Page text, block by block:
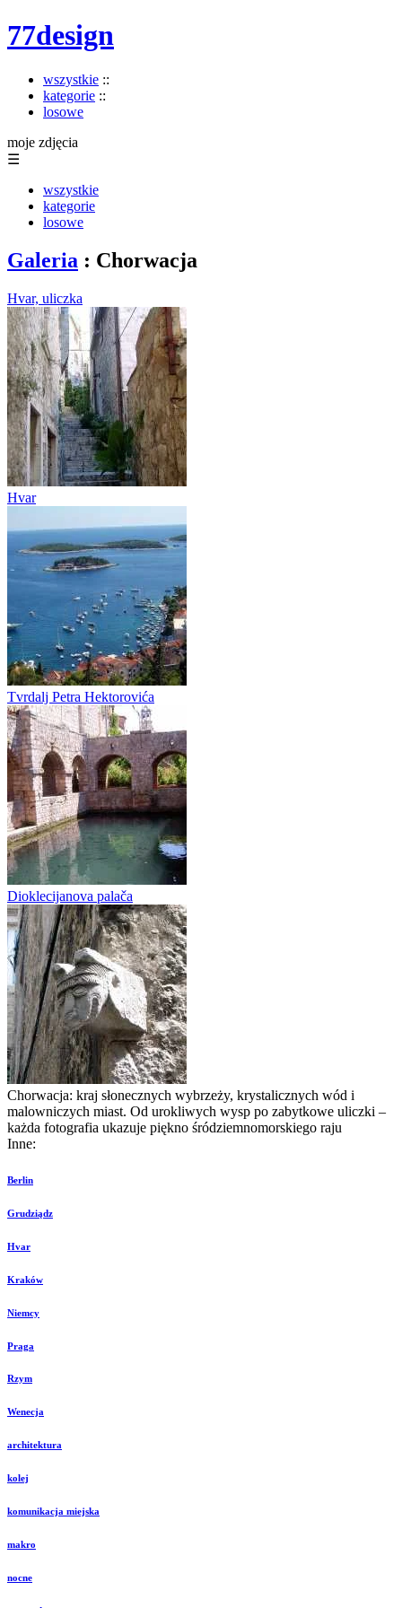
77design
wszystkie ::
kategorie ::
losowe
moje zdjęcia
☰
wszystkie
kategorie
losowe
Galeria : Chorwacja
Hvar, uliczka
Hvar
Tvrdalj Petra Hektorovića
Dioklecijanova palača
Chorwacja: kraj słonecznych wybrzeży, krystalicznych wód i
malowniczych miast. Od urokliwych wysp po zabytkowe uliczki –
każda fotografia ukazuje piękno śródziemnomorskiego raju
Inne:
Berlin
Grudziądz
Hvar
Kraków
Niemcy
Praga
Rzym
Wenecja
architektura
kolej
komunikacja miejska
makro
nocne